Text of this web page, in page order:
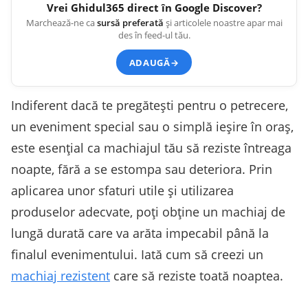
Vrei Ghidul365 direct în Google Discover?
Marchează-ne casursă preferată și articolele noastre apar mai
des în feed-ul tău.
ADAUGĂ→
Indiferent dacă te pregătești pentru o petrecere,
un eveniment special sau o simplă ieșire în oraș,
este esențial ca machiajul tău să reziste întreaga
noapte, fără a se estompa sau deteriora. Prin
aplicarea unor sfaturi utile și utilizarea
produselor adecvate, poți obține un machiaj de
lungă durată care va arăta impecabil până la
finalul evenimentului. Iată cum să creezi un
machiaj rezistent care să reziste toată noaptea.